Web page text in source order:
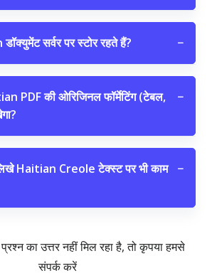
सर्वर पर स्टोर रहते हैं? −
PDF की ओरिजिनल फॉर्मेटिंग (टेबल,
−
Haitian Creole टेक्स्ट पर भी काम
−
का उत्तर नहीं मिल रहा है, तो कृपया हमसे
संपर्क करें